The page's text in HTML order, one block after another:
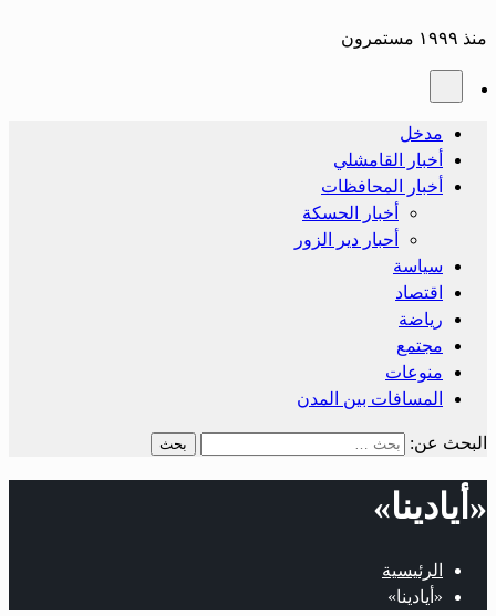
منذ ١٩٩٩ مستمرون
مدخل
أخبار القامشلي
أخبار المحافظات
أخبار الحسكة
أحبار دير الزور
سياسة
اقتصاد
رياضة
مجتمع
منوعات
المسافات بين المدن
البحث عن:
«أيادينا»
الرئيسية
«أيادينا»